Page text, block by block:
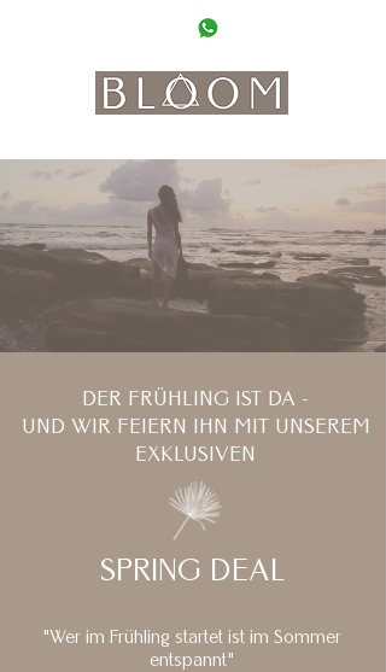
DER FRÜHLING IST DA -
UND WIR FEIERN IHN MIT UNSEREM
EXKLUSIVEN
SPRING DEAL
"Wer im Frühling startet ist im Sommer
entspannt"